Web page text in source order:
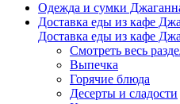
Одежда и сумки
Доставка еды из кафе
Доставка еды из кафе
Смотреть весь
Выпечка
Горячие блюда
Десерты и сладости